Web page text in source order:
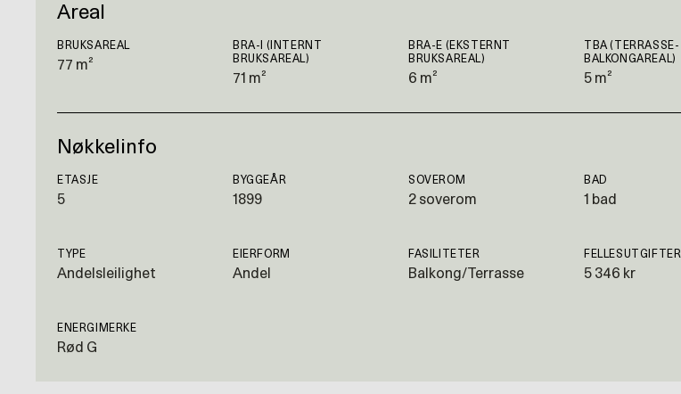
Areal
BRUKSAREAL
77 m²
BRA-I (INTERNT
BRUKSAREAL)
71 m²
BRA-E (EKSTERNT
BRUKSAREAL)
6 m²
TBA (TERRASSE-
BALKONGAREAL)
5 m²
Nøkkelinfo
ETASJE
5
BYGGEÅR
1899
SOVEROM
2 soverom
BAD
1 bad
TYPE
Andelsleilighet
EIERFORM
Andel
FASILITETER
Balkong/Terrasse
FELLESUTGIFTER
5 346 kr
ENERGIMERKE
Rød G